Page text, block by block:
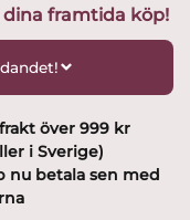
framtida köp!
över 999 kr
i Sverige)
nu betala sen med